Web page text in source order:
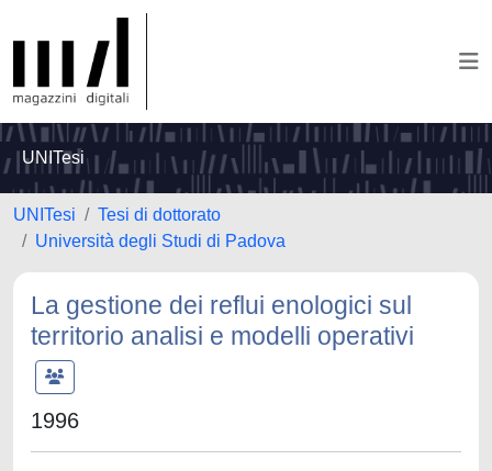
UNITesi
UNITesi
Tesi di dottorato
Università degli Studi di Padova
La gestione dei reflui enologici sul
territorio analisi e modelli operativi
1996